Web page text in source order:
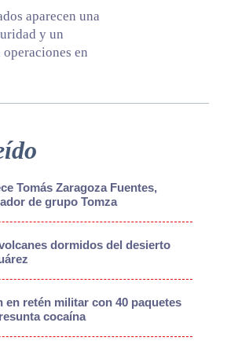
aparecen una
y un
en
Tomás Zaragoza Fuentes,
de grupo Tomza
dormidos del desierto
en retén militar con 40 paquetes
cocaína